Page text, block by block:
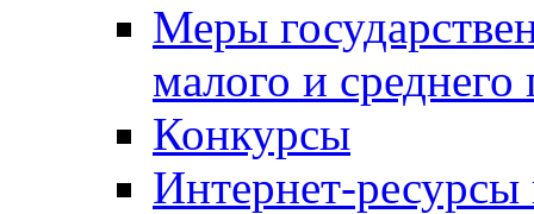
Меры
малого и среднего
Конкурсы
Интернет-